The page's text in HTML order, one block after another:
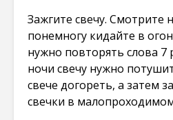
Зажгите свечу. Смотрите
понемногу кидайте в
нужно повторять слова 7
ночи свечу нужно
свече догореть, а затем
свечки в